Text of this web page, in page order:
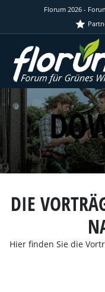
Florum 2026 -
DIE
Hier finden Sie die